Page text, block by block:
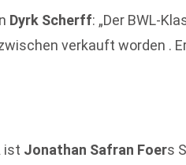
Dyrk Scherff: „Der BWL-
verkauft worden .
ist Jonathan Safran Foers